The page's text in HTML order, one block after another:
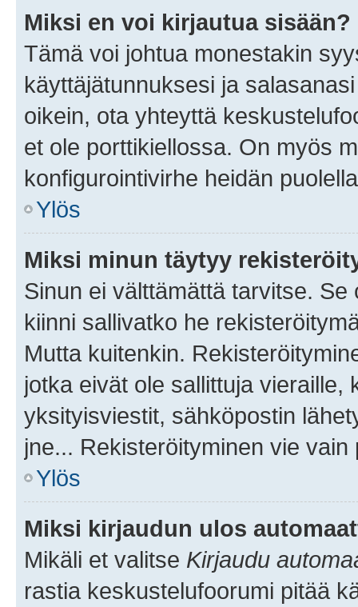
Miksi en voi kirjautua sisään?
Tämä voi johtua monestakin
käyttäjätunnuksesi ja
oikein, ota yhteyttä
et ole porttikiellossa. On myös
konfigurointivirhe heidän
Ylös
Miksi minun täytyy
Sinun ei välttämättä tarvitse.
kiinni sallivatko he
Mutta kuitenkin.
jotka eivät ole sallittuja vieraille,
yksityisviestit, sähköpostin
jne... Rekisteröityminen vie
Ylös
Miksi kirjaudun ulos
Mikäli et valitse Kirjaudu
rastia keskustelufoorumi pitää